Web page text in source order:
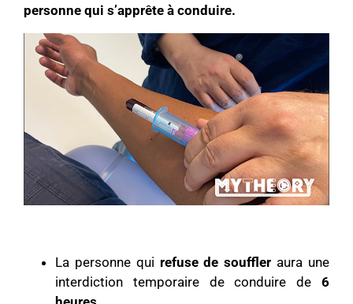
personne qui s’apprête à conduire.
La personne qui refuse de souffler aura une
interdiction temporaire de conduire de 6